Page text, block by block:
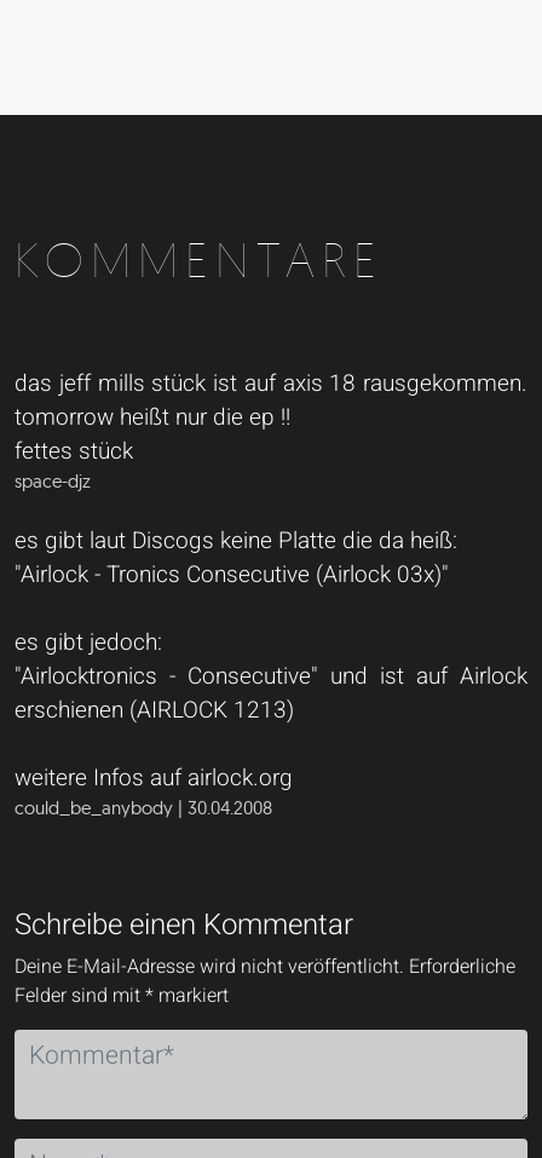
KOMMENTARE
das jeff mills stück ist auf axis 18 rausgekommen.
tomorrow heißt nur die ep !!
fettes stück
space-djz
es gibt laut Discogs keine Platte die da heiß:
"Airlock - Tronics Consecutive (Airlock 03x)"
es gibt jedoch:
"Airlocktronics - Consecutive" und ist auf Airlock
erschienen (AIRLOCK 1213)
weitere Infos auf airlock.org
could_be_anybody | 30.04.2008
Schreibe einen Kommentar
Deine E-Mail-Adresse wird nicht veröffentlicht. Erforderliche
Felder sind mit* markiert